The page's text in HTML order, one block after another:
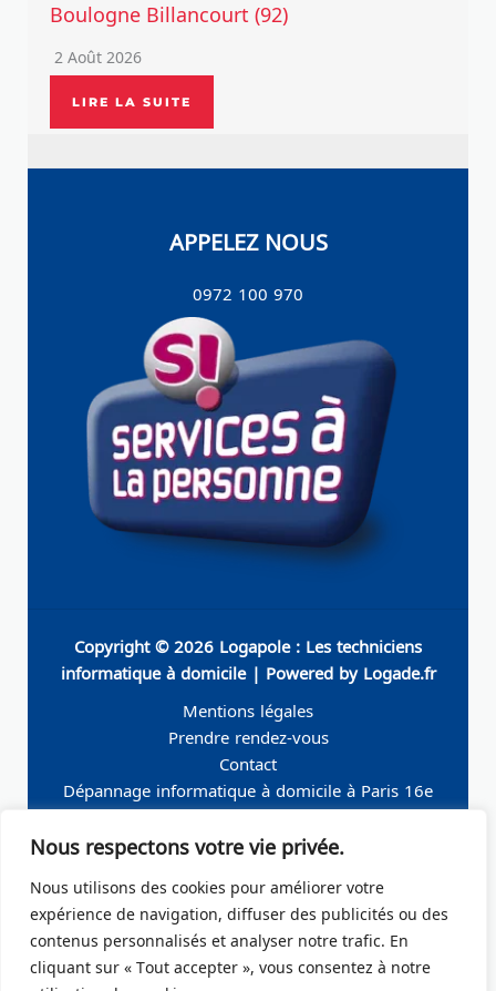
Nous respectons votre vie privée.
Nous utilisons des cookies pour améliorer votre
expérience de navigation, diffuser des publicités ou des
contenus personnalisés et analyser notre trafic. En
cliquant sur « Tout accepter », vous consentez à notre
Boulogne Billancourt (92)
2 Août 2026
LIRE LA SUITE
APPELEZ NOUS
0972 100 970
Copyright © 2026 Logapole : Les techniciens
informatique à domicile | Powered by Logade.fr
Mentions légales
Prendre rendez-vous
Contact
Dépannage informatique à domicile à Paris 16e
Seine
Perret
Dépannage informatique à domicile à Paris 19e
Dépannage informatique à domicile à Paris 17e
Dépannage informatique à domicile – Boulogne-